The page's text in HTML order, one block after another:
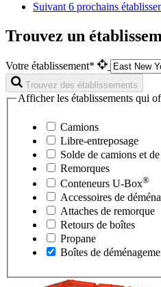
Suivant6 prochains
Trouvez un
Votre établissement*
Trouvez des établissements
Afficher les établissements qui
Camions
Libre-entreposage
Solde de camions et
Remorques
Conteneurs U-Box®
Accessoires de
Attaches de remorque
Retours de boîtes
Propane
Boîtes de